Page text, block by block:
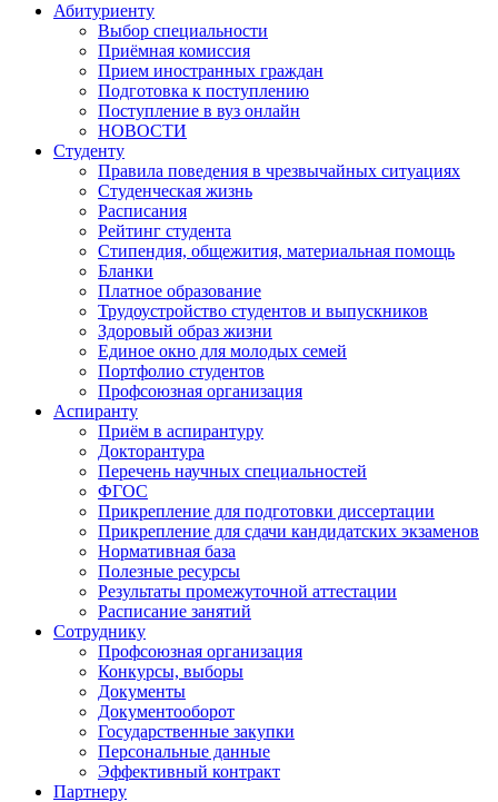
Абитуриенту
Выбор специальности
Приёмная комиссия
Прием иностранных граждан
Подготовка к поступлению
Поступление в вуз онлайн
НОВОСТИ
Студенту
Правила поведения в чрезвычайных ситуациях
Студенческая жизнь
Расписания
Рейтинг студента
Стипендия, общежития, материальная помощь
Бланки
Платное образование
Трудоустройство студентов и выпускников
Здоровый образ жизни
Единое окно для молодых семей
Портфолио студентов
Профсоюзная организация
Аспиранту
Приём в аспирантуру
Докторантура
Перечень научных специальностей
ФГОС
Прикрепление для подготовки диссертации
Прикрепление для сдачи кандидатских экзаменов
Нормативная база
Полезные ресурсы
Результаты промежуточной аттестации
Расписание занятий
Сотруднику
Профсоюзная организация
Конкурсы, выборы
Документы
Документооборот
Государственные закупки
Персональные данные
Эффективный контракт
Партнеру